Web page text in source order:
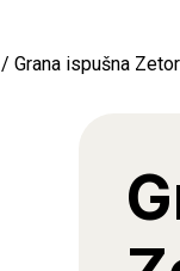
/ Grana ispušna